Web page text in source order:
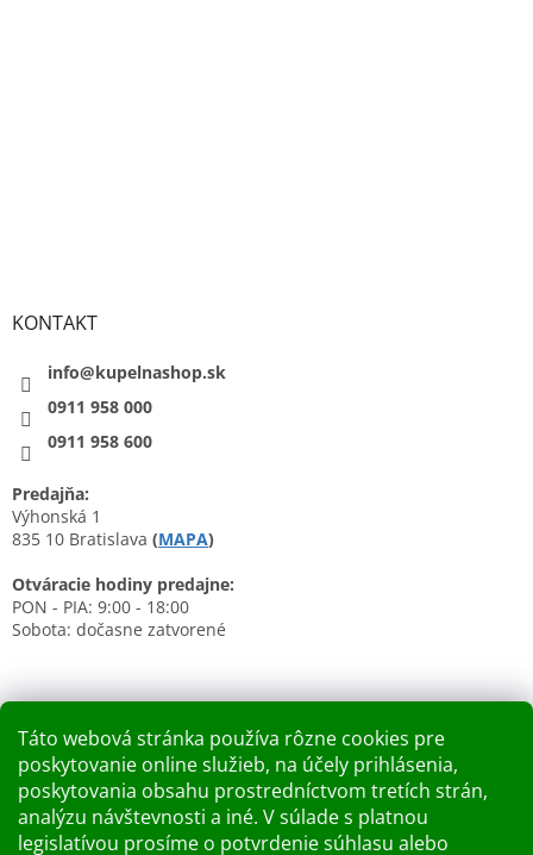
Táto webová stránka používa rôzne cookies pre
poskytovanie online služieb, na účely prihlásenia,
poskytovania obsahu prostredníctvom tretích strán,
analýzu návštevnosti a iné. V súlade s platnou
legislatívou prosíme o potvrdenie súhlasu alebo
KONTAKT
info@kupelnashop.sk
0911 958 000
0911 958 600
Predajňa:
Výhonská 1
835 10 Bratislava (MAPA)
Otváracie hodiny predajne:
PON - PIA: 9:00 - 18:00
Sobota: dočasne zatvorené
Nákupný košík
0KS / 0 €